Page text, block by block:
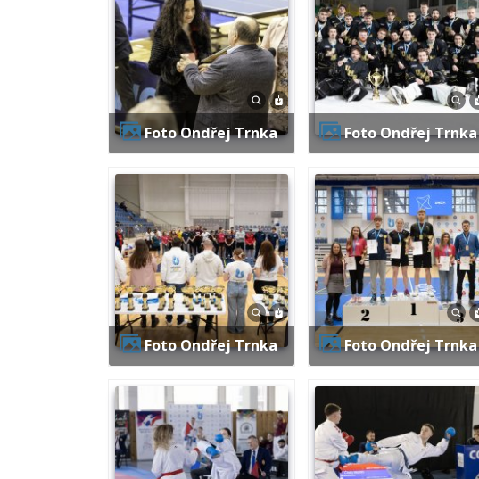
Foto Ondřej Trnka Foto Ondřej Trnka
Foto Ondřej Trnka Foto Ondřej Trnka